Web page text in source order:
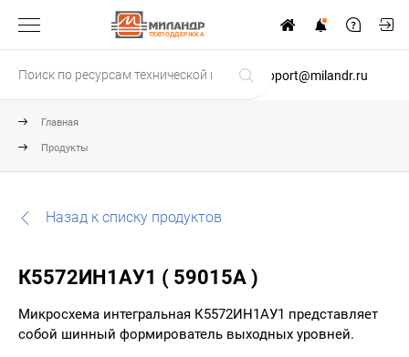
ТЕХПОДДЕРЖКА
support@milandr.ru
Главная
Продукты
Назад к списку продуктов
К5572ИН1АУ1 ( 59015А )
Микросхема интегральная К5572ИН1АУ1 представляет
собой шинный формирователь выходных уровней.